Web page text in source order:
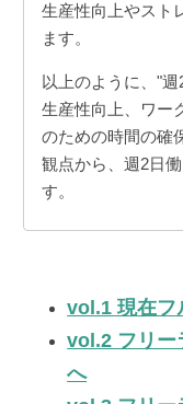
生産性向上やスト
ます。
以上のように、"
生産性向上、ワー
のための時間の確
観点から、週2日
す。
vol.1 現在フ
vol.2 フリー
へ